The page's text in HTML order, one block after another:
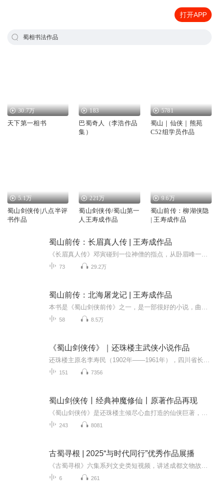
打开APP
蜀相书法作品
30.7万
天下第一相书
183
巴蜀奇人（李浩作品
集）
5781
蜀山｜仙侠｜熊苑
C52组学员作品
5.1万
蜀山剑侠传|八点半评
书作品
221万
蜀山剑侠传/蜀山第一
人王寿成作品
9.6万
蜀山前传：柳湖侠隐
| 王寿成作品
蜀山前传：长眉真人传 | 王寿成作品
73 29.2万
蜀山前传：北海屠龙记 | 王寿成作品
58 8.5万
《蜀山剑侠传》｜还珠楼主武侠小说作品
151 7356
蜀山剑侠传丨经典神魔修仙丨原著作品再现
243 8081
古蜀寻根 | 2025“与时代同行”优秀作品展播
6 261